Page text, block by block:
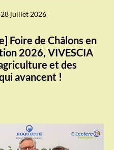
28 juillet 2026
Foire de Châlons en
2026, VIVESCIA
et des
avancent !